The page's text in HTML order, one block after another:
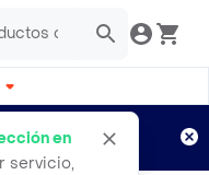
en
servicio,
Aplican TyC